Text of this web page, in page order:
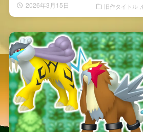
2026年3月15日
旧作タイトル